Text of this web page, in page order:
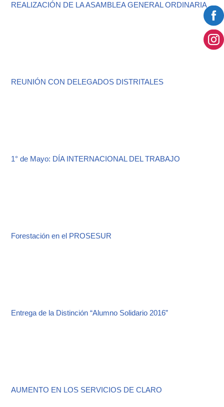
REALIZACIÓN DE LA ASAMBLEA GENERAL ORDINARIA
REUNIÓN CON DELEGADOS DISTRITALES
1° de Mayo: DÍA INTERNACIONAL DEL TRABAJO
Forestación en el PROSESUR
Entrega de la Distinción “Alumno Solidario 2016”
AUMENTO EN LOS SERVICIOS DE CLARO